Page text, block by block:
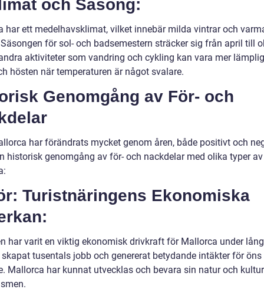
och Säsong:
har ett medelhavsklimat, vilket innebär milda vintrar och
för sol- och badsemestern sträcker sig från april till
aktiviteter som vandring och cykling kan vara mer
hösten när temperaturen är något svalare.
Genomgång av För- och
har förändrats mycket genom åren, både positivt och
historisk genomgång av för- och nackdelar med olika typer
Turistnäringens Ekonomiska
har varit en viktig ekonomisk drivkraft för Mallorca under
skapat tusentals jobb och genererat betydande intäkter för öns
Mallorca har kunnat utvecklas och bevara sin natur och